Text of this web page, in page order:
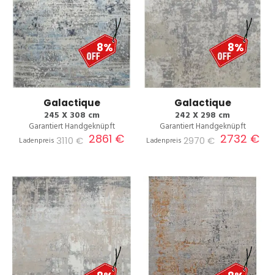
8%
Galactique
245 X 308 cm
Garantiert Handgeknüpft
Ladenpreis 3110 € 2861 €
8%
Galactique
242 X 298 cm
Garantiert Handgeknüpft
Ladenpreis 2970 € 2732 €